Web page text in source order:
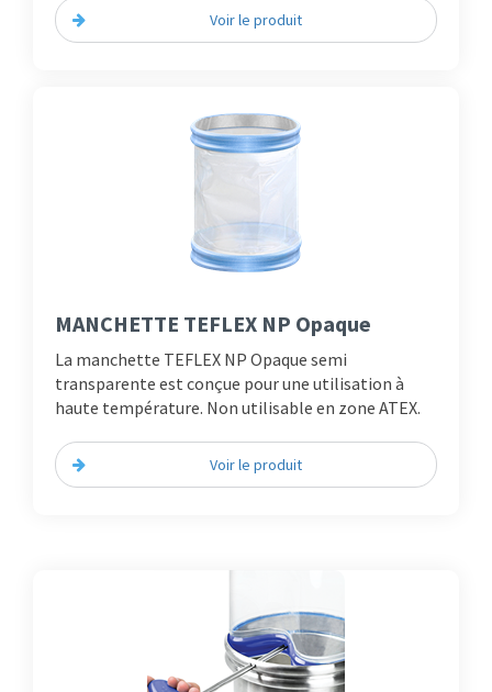
Voir le produit
MANCHETTE TEFLEX NP Opaque
La manchette TEFLEX NP Opaque semi
transparente est conçue pour une utilisation à
haute température. Non utilisable en zone ATEX.
Voir le produit